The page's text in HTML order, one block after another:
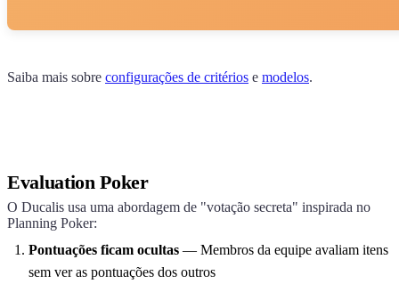
Saiba mais sobre configurações de critérios e modelos.
Evaluation Poker
O Ducalis usa uma abordagem de "votação secreta" inspirada no
Planning Poker:
Pontuações ficam ocultas — Membros da equipe avaliam itens
sem ver as pontuações dos outros